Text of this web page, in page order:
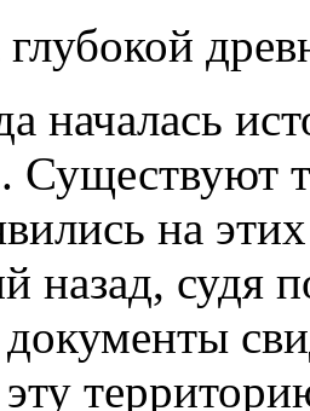
началась
Существуют
на
назад, судя